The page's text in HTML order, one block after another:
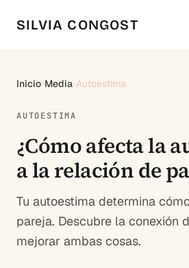
SILVIA CONGOST
Inicio›Media›Autoestima
AUTOESTIMA
¿Cómo afecta la
a la relación de
Tu autoestima determina
pareja. Descubre la conexión
mejorar ambas cosas.